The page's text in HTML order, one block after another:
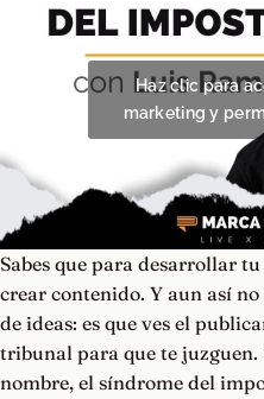
Haz clic para
marketing y
Sabes que para desarrollar
crear contenido. Y aun así
de ideas: es que ves el
tribunal para que te juzguen.
nombre, el síndrome del